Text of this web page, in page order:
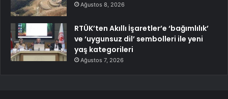
Ağustos 8, 2026
RTÜK’ten Akıllı İşaretler’e ‘bağımlılık’
ve ‘uygunsuz dil’ sembolleri ile yeni
yaş kategorileri
Ağustos 7, 2026